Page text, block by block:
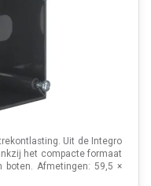
Uit de Integro
het compacte formaat
boten. Afmetingen: 59,5 ×